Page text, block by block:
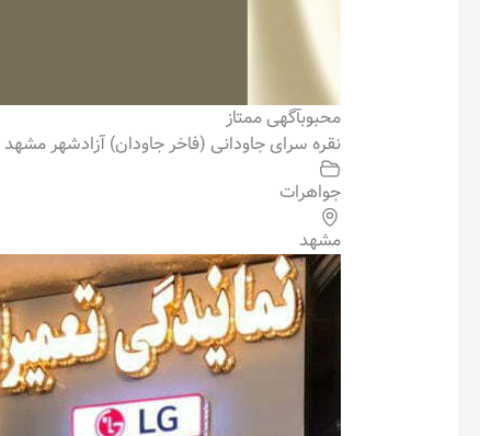
محبوبآگهی ممتاز
نقره سرای جاودانی (فاخر جاودان) آزادشهر مشهد
جواهرات
مشهد